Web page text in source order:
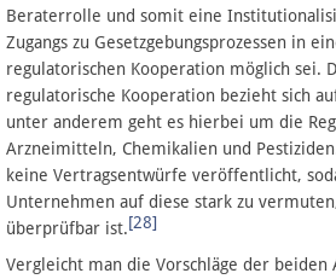
Beraterrolle und somit eine
Zugangs zu Gesetzgebungsprozessen in
regulatorischen Kooperation möglich sei.
regulatorische Kooperation bezieht sich
unter anderem geht es hierbei um die
Arzneimitteln, Chemikalien und
keine Vertragsentwürfe veröffentlicht,
Unternehmen auf diese stark zu
überprüfbar ist.[28]
Vergleicht man die Vorschläge der